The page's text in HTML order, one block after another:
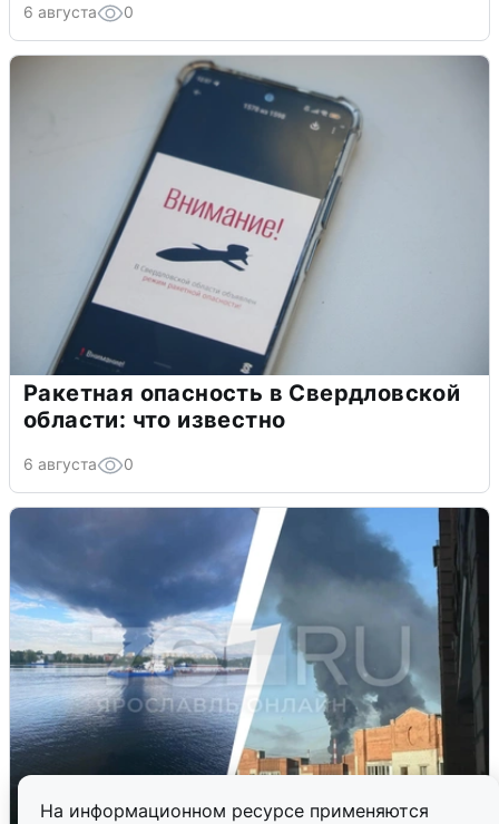
На информационном ресурсе применяются
6 августа 0
Ракетная опасность в Свердловской
области: что известно
6 августа 0